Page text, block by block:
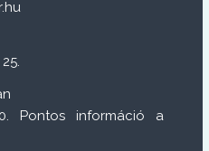
Pontos információ a